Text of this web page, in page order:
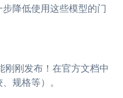
降低使用这些模型的门
刚刚发布！在官方文档中
规格等）。